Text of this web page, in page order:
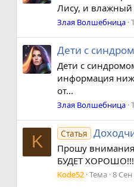
Лису, и влажный
Злая Волшебница
Дети с
Дети с
информация
от...
Злая Волшебница
K Статья
Прошу
БУДЕТ ХОРОШО!!!
Kode52 Тема 8 Сен